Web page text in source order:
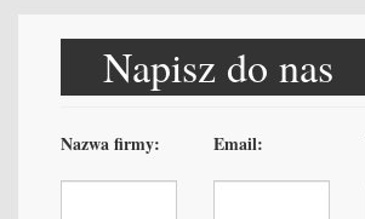
Napisz do nas
Nazwa firmy: Email: